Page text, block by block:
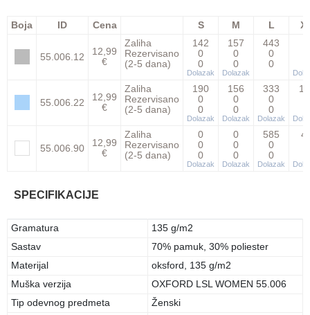
Boja ID Cena S M L
55.006.12
12,99
€
Zaliha
Rezervisano
(2-5 dana)
142
0
0
Dolazak
157
0
0
Dolazak
443
0
0
55.006.22
12,99
€
Zaliha
Rezervisano
(2-5 dana)
190
0
0
Dolazak
156
0
0
Dolazak
333
0
0
Dolazak
55.006.90
12,99
€
Zaliha
Rezervisano
(2-5 dana)
0
0
0
Dolazak
0
0
0
Dolazak
585
0
0
Dolazak
SPECIFIKACIJE
Gramatura
135 g/m2
Sastav
70% pamuk, 30% poliester
Materijal
oksford, 135 g/m2
Muška verzija
OXFORD LSL WOMEN 55.006
Tip odevnog predmeta
Ženski